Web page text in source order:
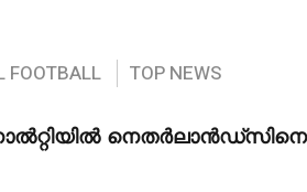
FOOTBALL TOP NEWS